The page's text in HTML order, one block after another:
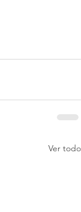
Ver todo